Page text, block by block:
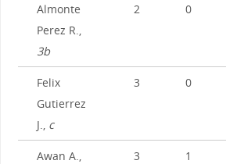
Almonte
Perez R.,
3b
2 0
Felix
Gutierrez
J., c
3 0
Awan A.,
3 1